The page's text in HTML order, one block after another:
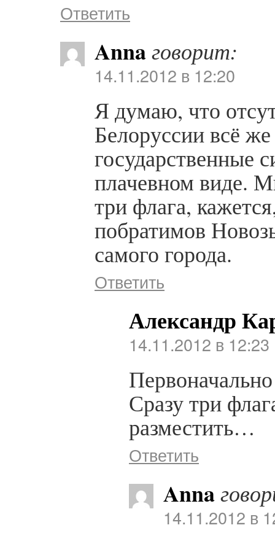
Ответить
Annaговорит:
14.11.2012 в 12:20
Я думаю, что
Белоруссии всё
государственные
плачевном виде.
три флага,
побратимов
самого города.
Ответить
Александр
14.11.2012 в 12:23
Сразу три
разместить…
Ответить
Anna
14.11.2012 в